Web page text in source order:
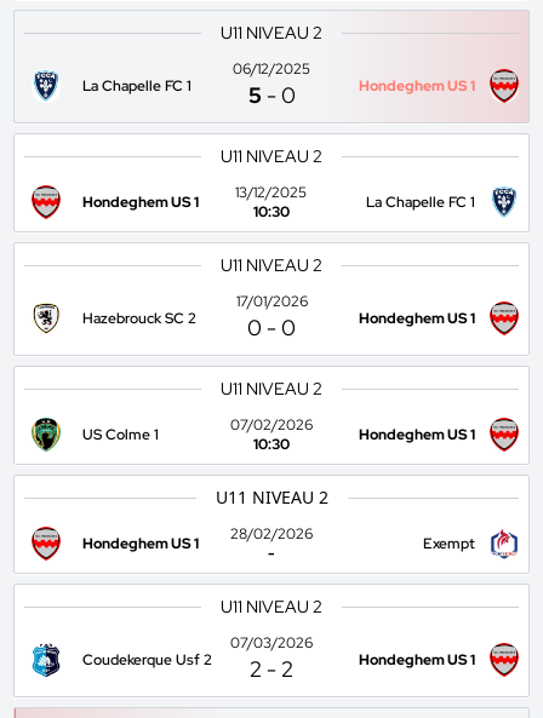
U11 NIVEAU 2
La Chapelle FC 1
06/12/2025
5 -0 Hondeghem US 1
U11 NIVEAU 2
Hondeghem US 1
13/12/2025
10:30
La Chapelle FC 1
U11 NIVEAU 2
Hazebrouck SC 2
17/01/2026
0 -0 Hondeghem US 1
U11 NIVEAU 2
US Colme 1
07/02/2026
10:30
Hondeghem US 1
U11 NIVEAU 2
Hondeghem US 1
28/02/2026
-
Exempt
U11 NIVEAU 2
Coudekerque Usf 2
07/03/2026
2 -2 Hondeghem US 1